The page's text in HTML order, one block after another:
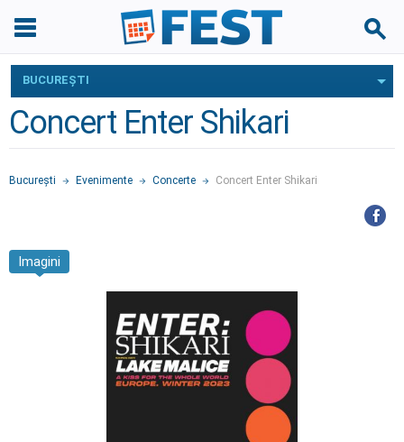
BUCUREŞTI
Concert Enter Shikari
Bucureşti Evenimente Concerte Concert Enter Shikari
Imagini